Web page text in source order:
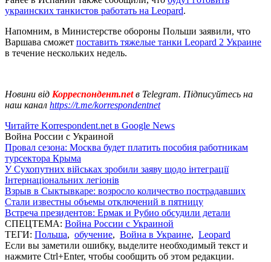
украинских танкистов работать на Leopard.
Напомним, в Министерстве обороны Польши заявили, что
Варшава сможет поставить тяжелые танки Leopard 2 Украине
в течение нескольких недель.
Новини від Корреспондент.netв Telegram. Підписуйтесь на
наш канал https://t.me/korrespondentnet
Читайте Korrespondent.net в Google News
Война России с Украиной
Провал сезона: Москва будет платить пособия работникам
турсектора Крыма
У Сухопутних військах зробили заяву щодо інтеграції
Інтернаціональних легіонів
Взрыв в Сыктывкаре: возросло количество пострадавших
Стали известны объемы отключений в пятницу
Встреча президентов: Ермак и Рубио обсудили детали
СПЕЦТЕМА: Война России с Украиной
ТЕГИ: Польша, обучение, Война в Украине, Leopard
Если вы заметили ошибку, выделите необходимый текст и
нажмите Ctrl+Enter, чтобы сообщить об этом редакции.